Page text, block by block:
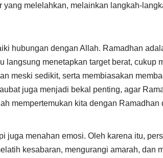
melelahkan, melainkan langkah-
hubungan dengan Allah. Ramadhan
langsung menetapkan target berat, cukup
meski sedikit, serta membiasakan
juga menjadi bekal penting, agar
mempertemukan kita dengan
juga menahan emosi. Oleh karena itu,
kesabaran, mengurangi amarah,